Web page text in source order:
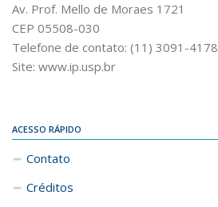
Av. Prof. Mello de Moraes 1721
CEP 05508-030
Telefone de contato: (11) 3091-4178
Site: www.ip.usp.br
ACESSO RÁPIDO
Contato
Créditos